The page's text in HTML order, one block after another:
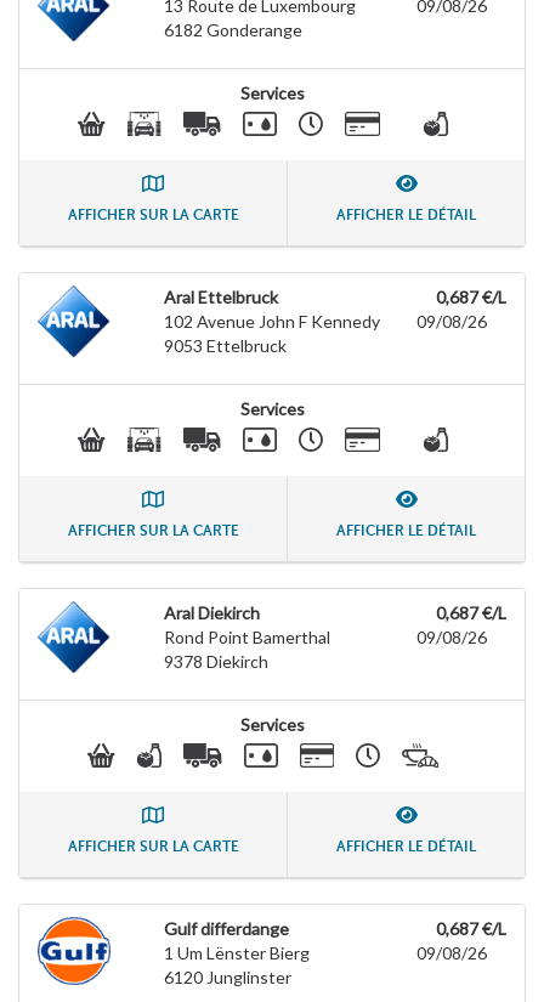
13 Route de Luxembourg
6182 Gonderange
09/08/26
Services
AFFICHER SUR LA CARTE AFFICHER LE DÉTAIL
Aral Ettelbruck
102 Avenue John F Kennedy
9053 Ettelbruck
0,687 €/L
09/08/26
Services
AFFICHER SUR LA CARTE AFFICHER LE DÉTAIL
Aral Diekirch
Rond Point Bamerthal
9378 Diekirch
0,687 €/L
09/08/26
Services
AFFICHER SUR LA CARTE AFFICHER LE DÉTAIL
Gulf differdange
1 Um Lënster Bierg
6120 Junglinster
0,687 €/L
09/08/26